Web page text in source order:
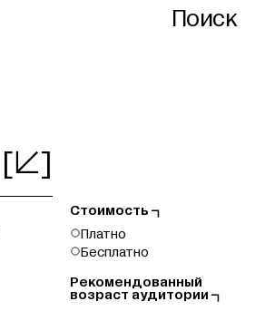
Поиск
[]
секция,
Стоимость 
 Платно
 Бесплатно
Рекомендованный
возраст аудитории 